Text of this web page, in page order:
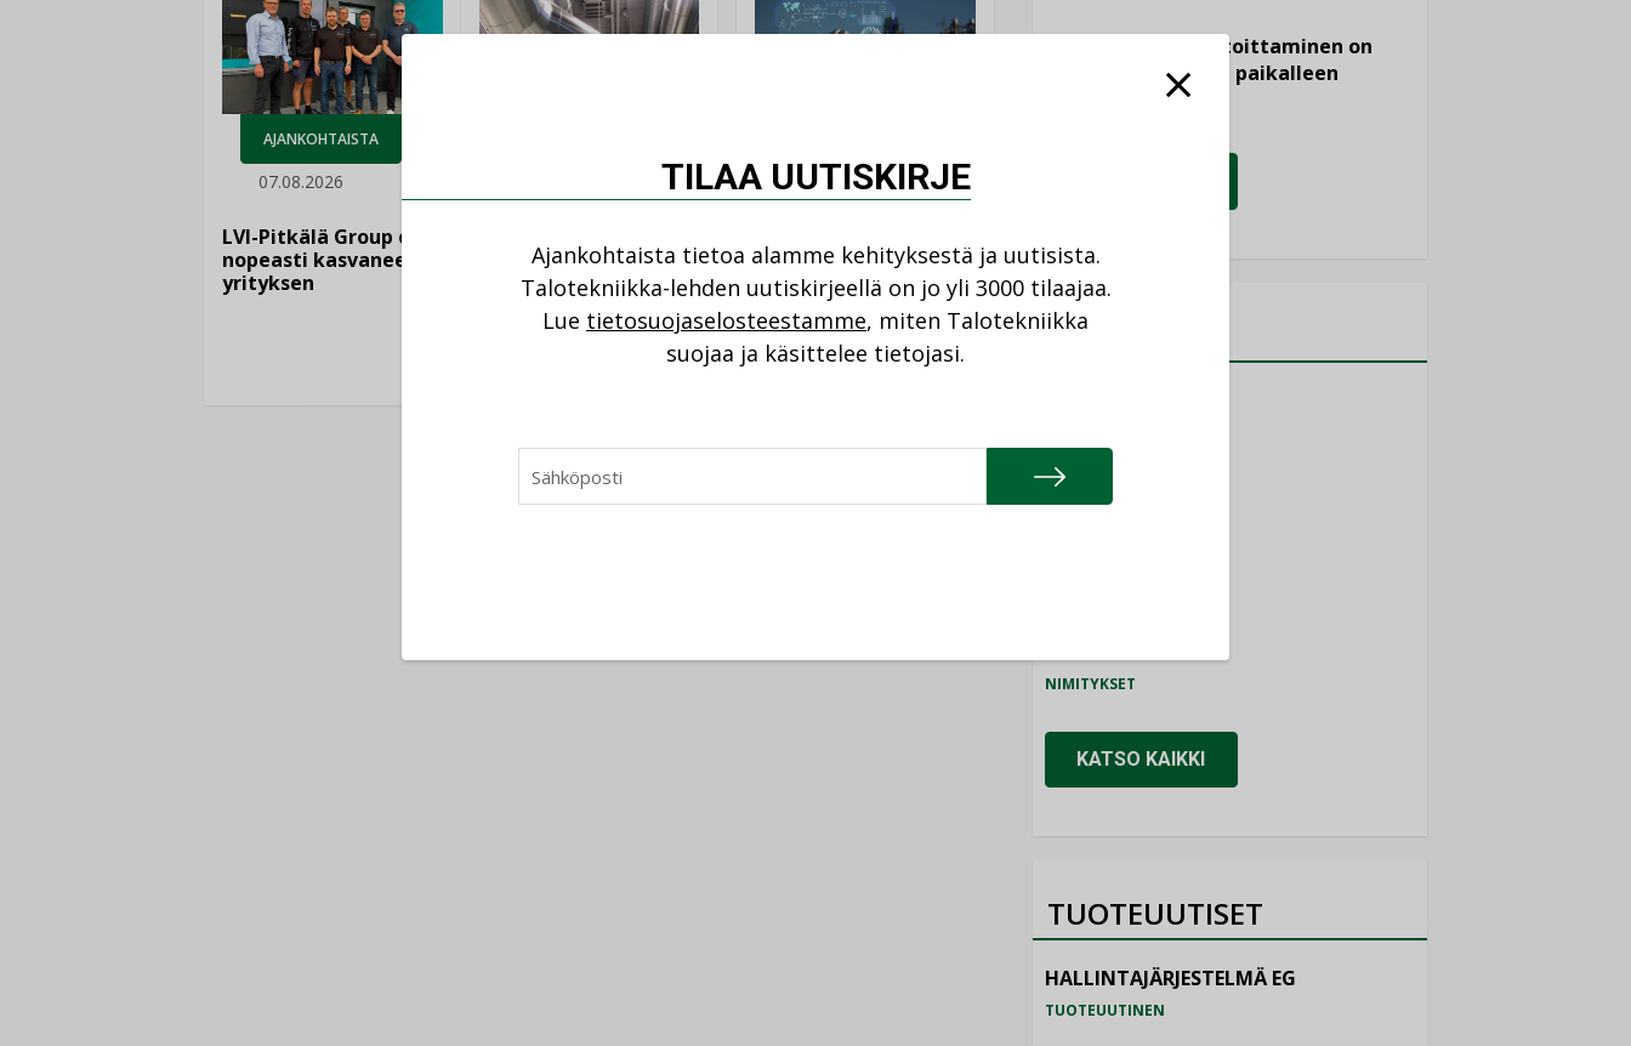
AJANKOHTAISTA
07.08.2026
LVI-Pitkälä Group osti
nopeasti kasvaneen
yrityksen
Puutteellinen eristys
lisää lämpöhäviöitä
AJANKOHTAISTA
05.08.2026
Sähköistyminen
kasvaa voimakkaasti:
”Tulevat kilpailuedut
syntyvät, kun erilliset
teknologiat tuodaan
Vesi- ja viemärimitoittaminen on
jämähtänyt ajassa paikalleen
NIMITYKSET
Refair
NIMITYKSET
KATSO KAIKKI
TUOTEUUTISET
HALLINTAJÄRJESTELMÄ EG
TUOTEUUTINEN
TILAA UUTISKIRJE
Ajankohtaista tietoa alamme kehityksestä ja uutisista.
Talotekniikka-lehden uutiskirjeellä on jo yli 3000 tilaajaa.
Lue tietosuojaselosteestamme, miten Talotekniikka
suojaa ja käsittelee tietojasi.